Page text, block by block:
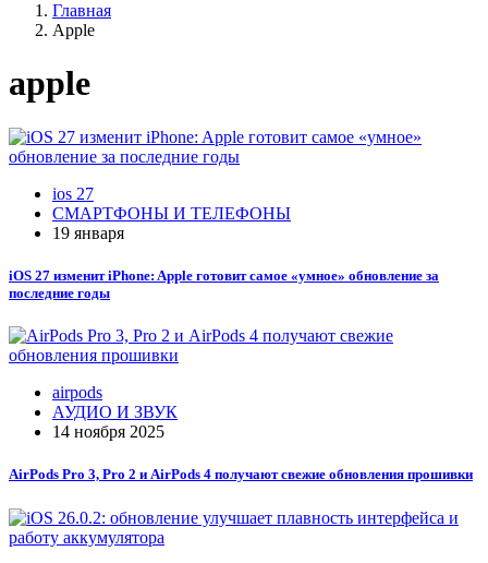
Главная
Apple
apple
ios 27
СМАРТФОНЫ И ТЕЛЕФОНЫ
19 января
iOS 27 изменит iPhone: Apple готовит самое «умное» обновление за
последние годы
airpods
АУДИО И ЗВУК
14 ноября 2025
AirPods Pro 3, Pro 2 и AirPods 4 получают свежие обновления прошивки